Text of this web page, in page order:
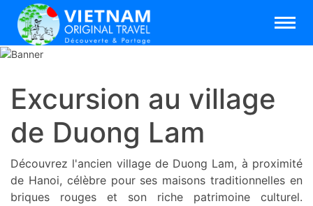
Excursion au village
de Duong Lam
Découvrez l'ancien village de Duong Lam, à proximité
de Hanoi, célèbre pour ses maisons traditionnelles en
briques rouges et son riche patrimoine culturel.